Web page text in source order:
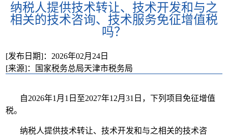
纳税人提供技术转让、技术开发和与之
相关的技术咨询、技术服务免征增值税
吗？
[发布日期]：2026年02月24日
[来源]：国家税务总局天津市税务局
自2026年1月1日至2027年12月31日，下列项目免征增值
税。
纳税人提供技术转让、技术开发和与之相关的技术咨